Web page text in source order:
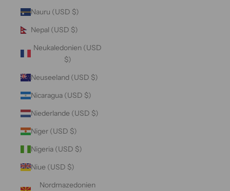
Nauru (USD $)
Nepal (USD $)
Neukaledonien (USD
$)
Neuseeland (USD $)
Nicaragua (USD $)
Niederlande (USD $)
Niger (USD $)
Nigeria (USD $)
Niue (USD $)
Nordmazedonien